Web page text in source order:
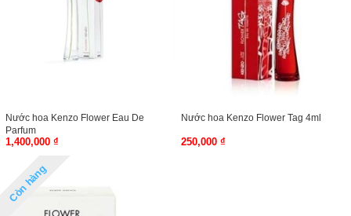
Nước hoa Kenzo Flower Eau De
Parfum
1,400,000 ₫
Nước hoa Kenzo Flower Tag 4ml
250,000 ₫
Còn hàng